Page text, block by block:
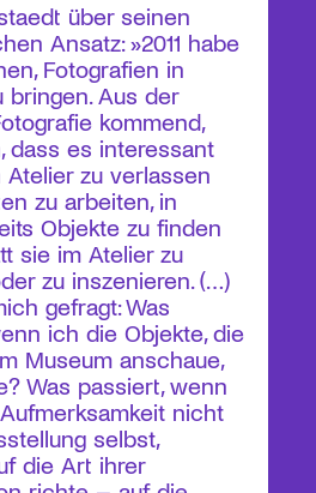
über seinen
Ansatz: »2011 habe
Fotografien in
bringen. Aus der
kommend,
dass es interessant
Atelier zu verlassen
zu arbeiten, in
Objekte zu finden
sie im Atelier zu
zu inszenieren. (…)
gefragt: Was
ich die Objekte, die
Museum anschaue,
Was passiert, wenn
nicht
selbst,
die Art ihrer